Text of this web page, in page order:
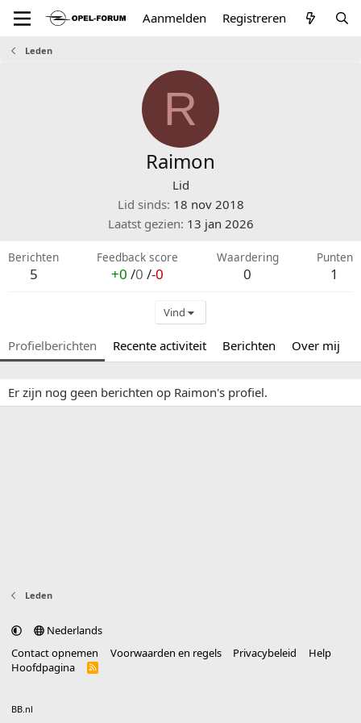
Aanmelden Registreren
Leden
R
Raimon
Lid
Lid sinds 18 nov 2018
Laatst gezien 13 jan 2026
Berichten
5
Feedback score
+0 /0 /-0
Waardering
0
Punten
1
Vind
Profielberichten Recente activiteit Berichten Over mij
Er zijn nog geen berichten op Raimon's profiel.
Leden
Nederlands
Contact opnemen
Voorwaarden en regels Privacybeleid
Help
Hoofdpagina
R
BB.nl